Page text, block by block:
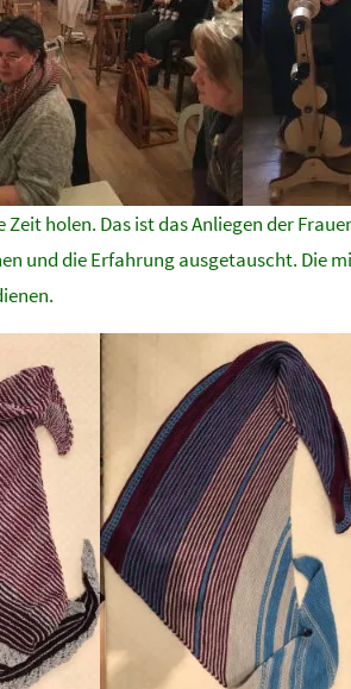
holen. Das ist das Anliegen der
und die Erfahrung ausgetauscht.